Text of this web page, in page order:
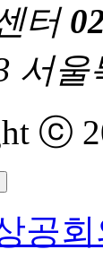
터
서
ⓒ
공회